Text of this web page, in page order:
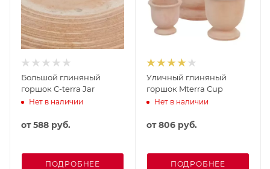
Большой глиняный
горшок C-terra Jar
Нет в наличии
от588 руб.
ПОДРОБНЕЕ
Уличный глиняный
горшок Mterra Cup
Нет в наличии
от806 руб.
ПОДРОБНЕЕ